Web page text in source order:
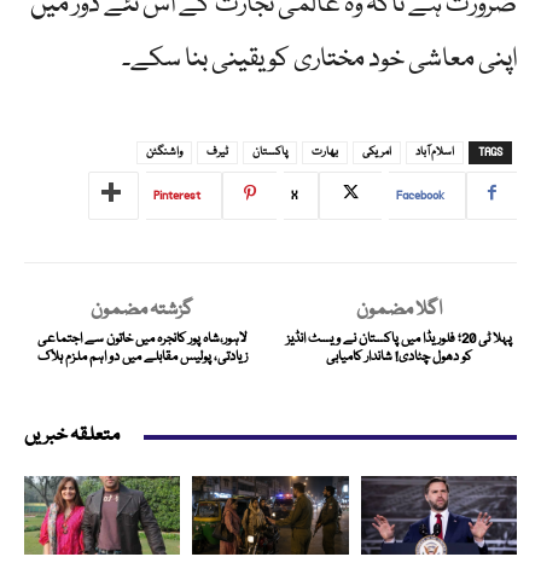
اپنی معاشی خود مختاری کو یقینی بنا سکے۔
TAGS اسلام آباد امریکی بھارت پاکستان ٹیرف واشنگٹن
Facebook
X
Pinterest
گزشتہ مضمون
لاہور،شاہ پور کانجرہ میں خاتون سے اجتماعی
زیادتی، پولیس مقابلے میں دو اہم ملزم ہلاک
اگلا مضمون
پہلا ٹی 20؛ فلوریڈا میں پاکستان نے ویسٹ انڈیز
کو دھول چٹادی! شاندار کامیابی
متعلقہ خبریں